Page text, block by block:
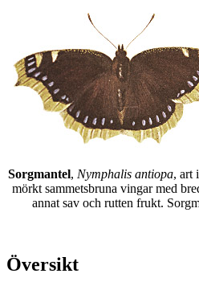
Sorgmantel, Nymphalis antiopa, art
mörkt sammetsbruna vingar med
annat sav och rutten frukt.
Översikt